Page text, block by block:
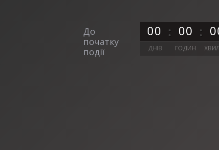
До
початку
події
00 00 0
ДНІВ ГОДИН